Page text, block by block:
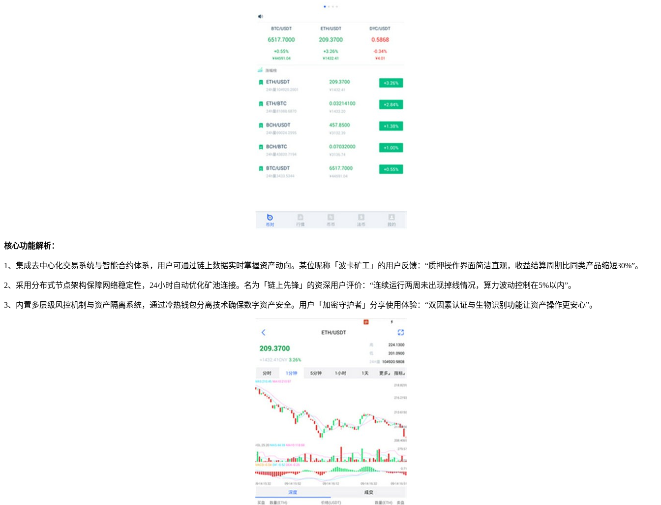
核心功能解析：
1、集成去中心化交易系统与智能合约体系，用户可通过链上数据实时掌握资产动向。某位昵称「波卡矿工」的用户反馈：“质押操作界面简洁直观，收益结算周期比同类产品缩短30%”。
2、采用分布式节点架构保障网络稳定性，24小时自动优化矿池连接。名为「链上先锋」的资深用户评价：“连续运行两周未出现掉线情况，算力波动控制在5%以内”。
3、内置多层级风控机制与资产隔离系统，通过冷热钱包分离技术确保数字资产安全。用户「加密守护者」分享使用体验：“双因素认证与生物识别功能让资产操作更安心”。